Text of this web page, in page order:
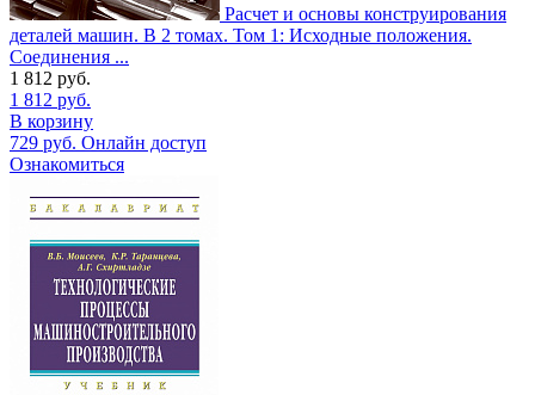
Расчет и основы конструирования
деталей машин. В 2 томах. Том 1: Исходные положения.
Соединения ...
1 812 руб.
1 812 руб.
В корзину
729 руб. Онлайн доступ
Ознакомиться